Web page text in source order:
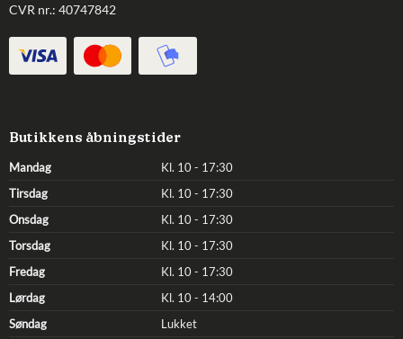
CVR nr.: 40747842
Butikkens åbningstider
Mandag
Kl. 10 - 17:30
Tirsdag
Kl. 10 - 17:30
Onsdag
Kl. 10 - 17:30
Torsdag
Kl. 10 - 17:30
Fredag
Kl. 10 - 17:30
Lørdag
Kl. 10 - 14:00
Søndag
Lukket